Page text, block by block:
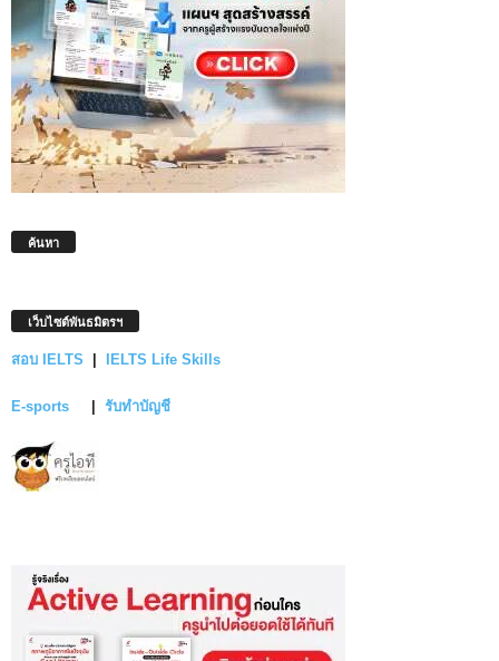
ค้นหา
เว็บไซต์พันธมิตรฯ
สอบ IELTS IELTS Life Skills
E-sports รับทำบัญชี